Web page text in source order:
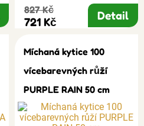
827 Kč
721 Kč Detail
Míchaná kytice 100
vícebarevných růží
PURPLE RAIN 50 cm